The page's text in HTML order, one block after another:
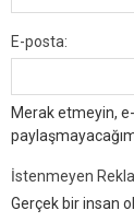
E-posta:
Merak etmeyin,
İstenmeyen
Gerçek bir insan